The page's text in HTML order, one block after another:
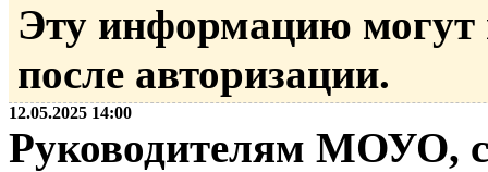
Эту информацию могут
после авторизации.
12.05.2025 14:00
Руководителям МОУО,